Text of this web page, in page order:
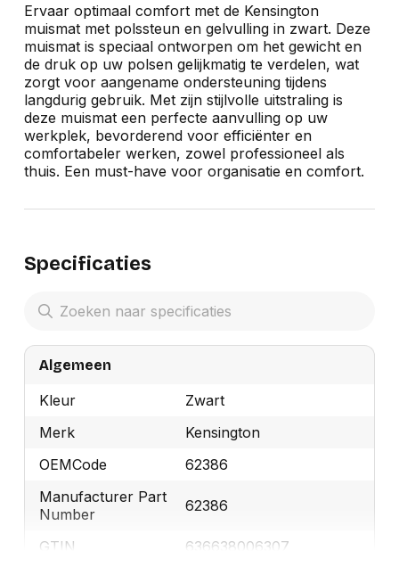
Ervaar optimaal comfort met de Kensington
muismat met polssteun en gelvulling in zwart. Deze
muismat is speciaal ontworpen om het gewicht en
de druk op uw polsen gelijkmatig te verdelen, wat
zorgt voor aangename ondersteuning tijdens
langdurig gebruik. Met zijn stijlvolle uitstraling is
deze muismat een perfecte aanvulling op uw
werkplek, bevorderend voor efficiënter en
comfortabeler werken, zowel professioneel als
thuis. Een must-have voor organisatie en comfort.
Specificaties
Algemeen
Kleur
Zwart
Merk
Kensington
OEMCode
62386
Manufacturer Part
Number
62386
GTIN 636638006307